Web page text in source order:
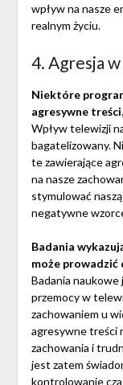
wpływ na nasze
realnym życiu.
4. Agresja
Niektóre
agresywne
Wpływ telewizji
bagatelizowany.
te zawierające
na nasze
stymulować
negatywne
Badania
może prowadzić
Badania naukowe
przemocy w
zachowaniem u
agresywne treści
zachowania i
jest zatem
kontrolowanie